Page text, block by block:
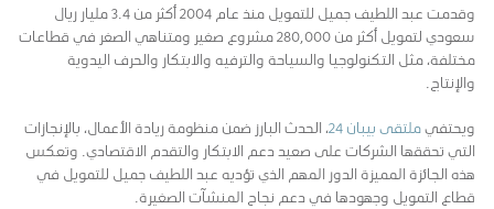
وقدمت عبد اللطيف جميل للتمويل منذ عام 2004 أكثر من 3.4 مليار ريال
سعودي لتمويل أكثر من 280,000 مشروع صغير ومتناهي الصغر في قطاعات
مختلفة، مثل التكنولوجيا والسياحة والترفيه والابتكار والحرف اليدوية
والإنتاج.
ويحتفيملتقى بيبان 24
، الحدث البارز ضمن منظومة ريادة الأعمال، بالإنجازات
التي تحققها الشركات على صعيد دعم الابتكار والتقدم الاقتصادي. وتعكس
هذه الجائزة المميزة الدور المهم الذي تؤديه عبد اللطيف جميل للتمويل في
قطاع التمويل وجهودها في دعم نجاح المنشآت الصغيرة.